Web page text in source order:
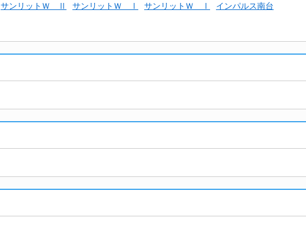
サンリットＷ Ⅱ サンリットＷ Ⅰ サンリットＷ Ⅰ
インパルス南台